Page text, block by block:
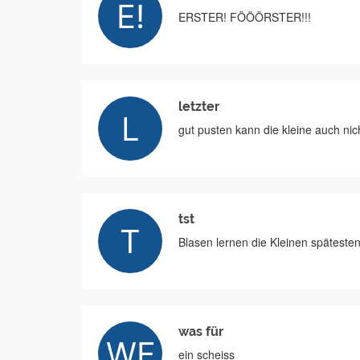
ERSTER! FÖÖÖRSTER!!!
letzter
gut pusten kann die kleine auch
tst
Blasen lernen die Kleinen
was für
ein scheiss